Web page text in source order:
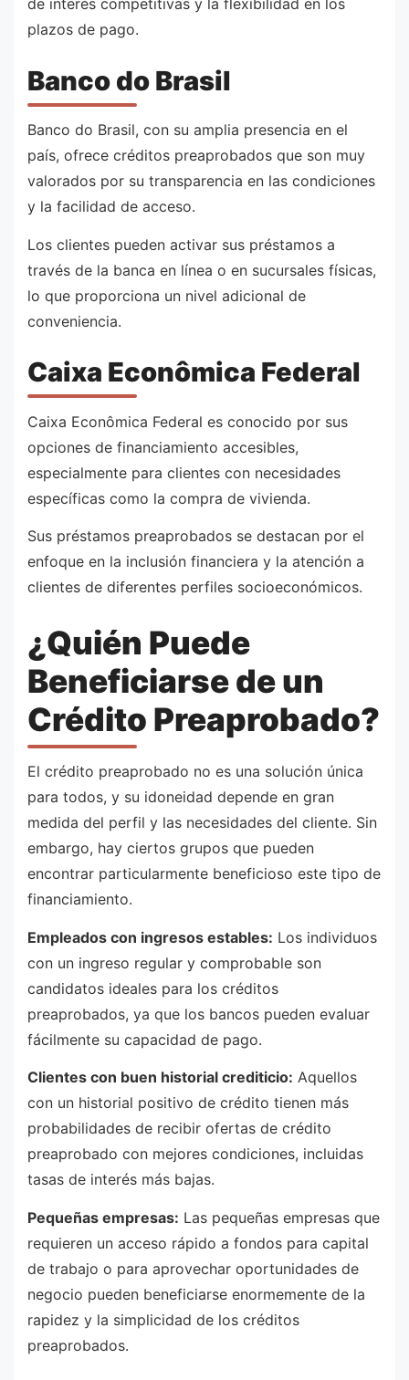
de interés competitivas y la flexibilidad en los
plazos de pago.
Banco do Brasil
Banco do Brasil, con su amplia presencia en el
país, ofrece créditos preaprobados que son muy
valorados por su transparencia en las condiciones
y la facilidad de acceso.
Los clientes pueden activar sus préstamos a
través de la banca en línea o en sucursales físicas,
lo que proporciona un nivel adicional de
conveniencia.
Caixa Econômica Federal
Caixa Econômica Federal es conocido por sus
opciones de financiamiento accesibles,
especialmente para clientes con necesidades
específicas como la compra de vivienda.
Sus préstamos preaprobados se destacan por el
enfoque en la inclusión financiera y la atención a
clientes de diferentes perfiles socioeconómicos.
¿Quién Puede
Beneficiarse de un
Crédito Preaprobado?
El crédito preaprobado no es una solución única
para todos, y su idoneidad depende en gran
medida del perfil y las necesidades del cliente. Sin
embargo, hay ciertos grupos que pueden
encontrar particularmente beneficioso este tipo de
financiamiento.
Empleados con ingresos estables: Los individuos
con un ingreso regular y comprobable son
candidatos ideales para los créditos
preaprobados, ya que los bancos pueden evaluar
fácilmente su capacidad de pago.
Clientes con buen historial crediticio: Aquellos
con un historial positivo de crédito tienen más
probabilidades de recibir ofertas de crédito
preaprobado con mejores condiciones, incluidas
tasas de interés más bajas.
Pequeñas empresas: Las pequeñas empresas que
requieren un acceso rápido a fondos para capital
de trabajo o para aprovechar oportunidades de
negocio pueden beneficiarse enormemente de la
rapidez y la simplicidad de los créditos
preaprobados.